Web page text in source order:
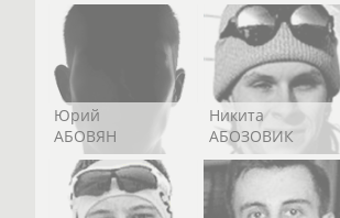
Юрий
АБОВЯН
Никита
АБОЗОВИК